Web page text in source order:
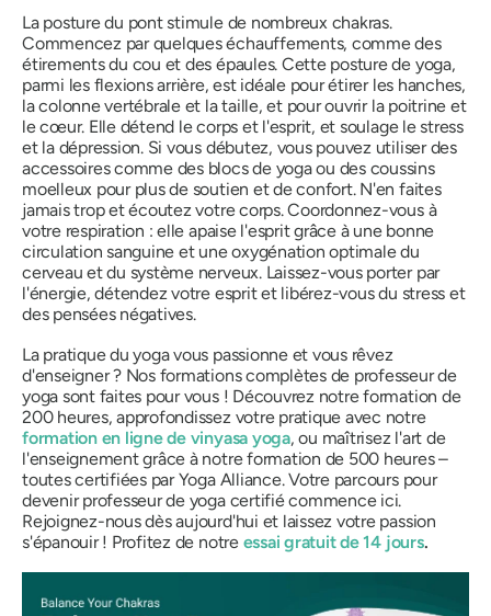
La posture du pont stimule de nombreux chakras.
Commencez par quelques échauffements, comme des
étirements du cou et des épaules. Cette posture de yoga,
parmi les flexions arrière, est idéale pour étirer les hanches,
la colonne vertébrale et la taille, et pour ouvrir la poitrine et
le cœur. Elle détend le corps et l'esprit, et soulage le stress
et la dépression. Si vous débutez, vous pouvez utiliser des
accessoires comme des blocs de yoga ou des coussins
moelleux pour plus de soutien et de confort. N'en faites
jamais trop et écoutez votre corps. Coordonnez-vous à
votre respiration : elle apaise l'esprit grâce à une bonne
circulation sanguine et une oxygénation optimale du
cerveau et du système nerveux. Laissez-vous porter par
l'énergie, détendez votre esprit et libérez-vous du stress et
des pensées négatives.
La pratique du yoga vous passionne et vous rêvez
d'enseigner ? Nos formations complètes de professeur de
yoga sont faites pour vous ! Découvrez notre formation de
200 heures, approfondissez votre pratique avec notre
formation en ligne de vinyasa yoga, ou maîtrisez l'art de
l'enseignement grâce à notre formation de 500 heures –
toutes certifiées par Yoga Alliance. Votre parcours pour
devenir professeur de yoga certifié commence ici.
Rejoignez-nous dès aujourd'hui et laissez votre passion
s'épanouir ! Profitez de notre essai gratuit de 14 jours.